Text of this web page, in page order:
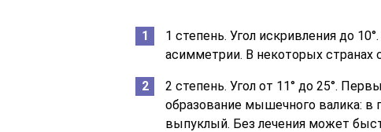
1 степень. Угол искривления до
асимметрии. В некоторых странах
2 степень. Угол от 11° до 25°.
образование мышечного валика: в
выпуклый. Без лечения может